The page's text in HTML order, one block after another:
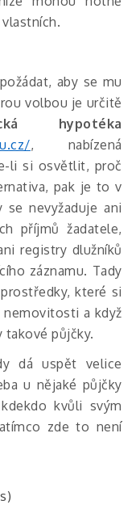
aby se mu
volbou je určitě
hypotéka
, nabízená
li si osvětlit, proč
pak je to v
nevyžaduje ani
příjmů žadatele,
registry dlužníků
záznamu. Tady
které si
a když
takové půjčky.
dá uspět velice
u nějaké půjčky
kvůli svým
zde to není